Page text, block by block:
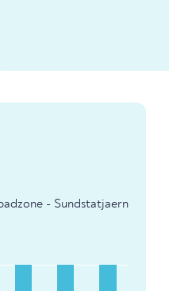
- Sundstatjaern